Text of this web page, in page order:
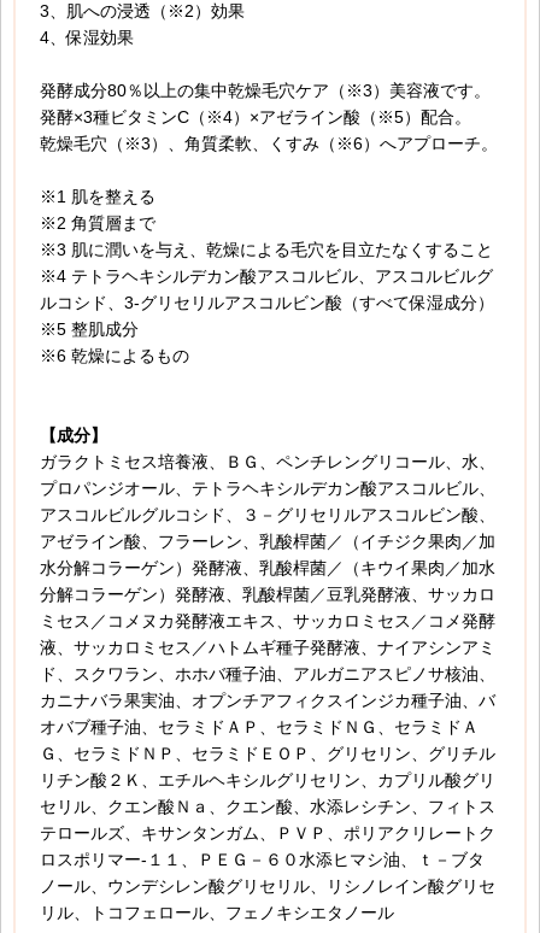
3、肌への浸透（※2）効果
4、保湿効果
発酵成分80％以上の集中乾燥毛穴ケア（※3）美容液です。
発酵×3種ビタミンC（※4）×アゼライン酸（※5）配合。
乾燥毛穴（※3）、角質柔軟、くすみ（※6）へアプローチ。
※1 肌を整える
※2 角質層まで
※3 肌に潤いを与え、乾燥による毛穴を目立たなくすること
※4 テトラヘキシルデカン酸アスコルビル、アスコルビルグ
ルコシド、3-グリセリルアスコルビン酸（すべて保湿成分）
※5 整肌成分
※6 乾燥によるもの
【成分】
ガラクトミセス培養液、ＢＧ、ペンチレングリコール、水、
プロパンジオール、テトラヘキシルデカン酸アスコルビル、
アスコルビルグルコシド、３－グリセリルアスコルビン酸、
アゼライン酸、フラーレン、乳酸桿菌／（イチジク果肉／加
水分解コラーゲン）発酵液、乳酸桿菌／（キウイ果肉／加水
分解コラーゲン）発酵液、乳酸桿菌／豆乳発酵液、サッカロ
ミセス／コメヌカ発酵液エキス、サッカロミセス／コメ発酵
液、サッカロミセス／ハトムギ種子発酵液、ナイアシンアミ
ド、スクワラン、ホホバ種子油、アルガニアスピノサ核油、
カニナバラ果実油、オプンチアフィクスインジカ種子油、バ
オバブ種子油、セラミドＡＰ、セラミドＮＧ、セラミドＡ
Ｇ、セラミドＮＰ、セラミドＥＯＰ、グリセリン、グリチル
リチン酸２Ｋ、エチルヘキシルグリセリン、カプリル酸グリ
セリル、クエン酸Ｎａ、クエン酸、水添レシチン、フィトス
テロールズ、キサンタンガム、ＰＶＰ、ポリアクリレートク
ロスポリマー‐１１、ＰＥＧ－６０水添ヒマシ油、ｔ－ブタ
ノール、ウンデシレン酸グリセリル、リシノレイン酸グリセ
リル、トコフェロール、フェノキシエタノール